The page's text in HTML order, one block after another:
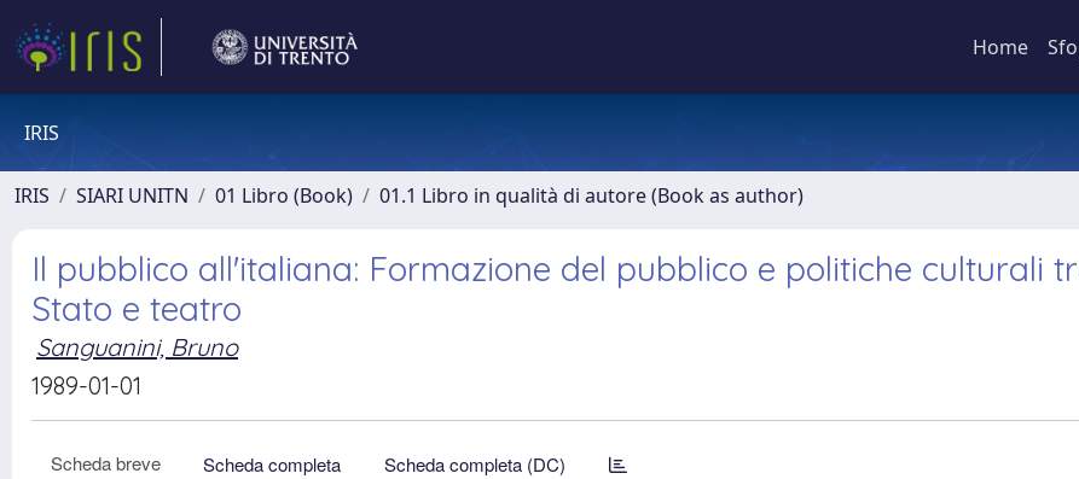
Home
IRIS
IRIS SIARI UNITN 01 Libro (Book) 01.1 Libro in qualità di autore (Book as author)
Il pubblico all'italiana: Formazione del pubblico e politiche culturali
Stato e teatro
Sanguanini, Bruno
1989-01-01
Scheda breve Scheda completa Scheda completa (DC)